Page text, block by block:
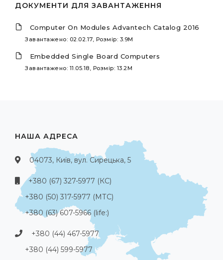
ДОКУМЕНТИ ДЛЯ ЗАВАНТАЖЕННЯ
Computer On Modules Advantech Catalog 2016
Завантажено: 02.02.17, Розмір: 3.9M
Embedded Single Board Computers
Завантажено: 11.05.18, Розмір: 13.2M
НАША АДРЕСА
04073, Київ, вул. Сирецька, 5
+380 (67) 327-5977 (КС)
+380 (50) 317-5977 (МТС)
+380 (63) 607-5966 (life:)
+380 (44) 467-5977
+380 (44) 599-5977